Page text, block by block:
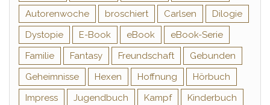
Autorenwoche
broschiert Carlsen
Dilogie
Dystopie
E-Book eBook
eBook-Serie
Familie
Fantasy Freundschaft
Gebunden
Geheimnisse
Hexen Hoffnung
Hörbuch
Impress
Jugendbuch Kampf
Kinderbuch